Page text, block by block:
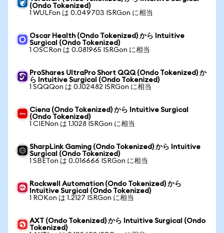
(Ondo Tokenized)
1 WULFon は 0.049703 ISRGon に相当
Oscar Health (Ondo Tokenized) から Intuitive
Surgical (Ondo Tokenized)
1 OSCRon は 0.081965 ISRGon に相当
ProShares UltraPro Short QQQ (Ondo Tokenized) か
ら Intuitive Surgical (Ondo Tokenized)
1 SQQQon は 0.102482 ISRGon に相当
Ciena (Ondo Tokenized) から Intuitive Surgical
(Ondo Tokenized)
1 CIENon は 1.1028 ISRGon に相当
SharpLink Gaming (Ondo Tokenized) から Intuitive
Surgical (Ondo Tokenized)
1 SBETon は 0.016666 ISRGon に相当
Rockwell Automation (Ondo Tokenized) から
Intuitive Surgical (Ondo Tokenized)
1 ROKon は 1.2127 ISRGon に相当
AXT (Ondo Tokenized) から Intuitive Surgical (Ondo
Tokenized)